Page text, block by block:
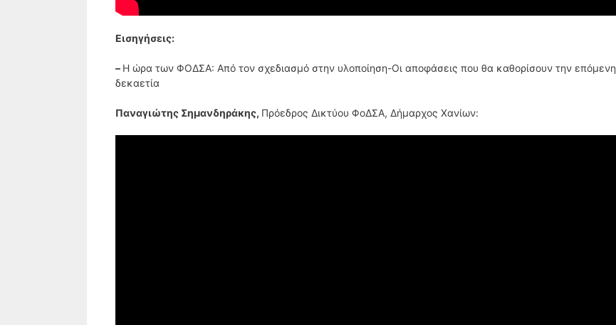
Εισηγήσεις:
– Η ώρα των ΦΟΔΣΑ: Από τον σχεδιασμό στην υλοποίηση-Οι αποφάσεις που θα καθορίσουν την επόμενη
δεκαετία
Παναγιώτης Σημανδηράκης, Πρόεδρος Δικτύου ΦοΔΣΑ, Δήμαρχος Χανίων: